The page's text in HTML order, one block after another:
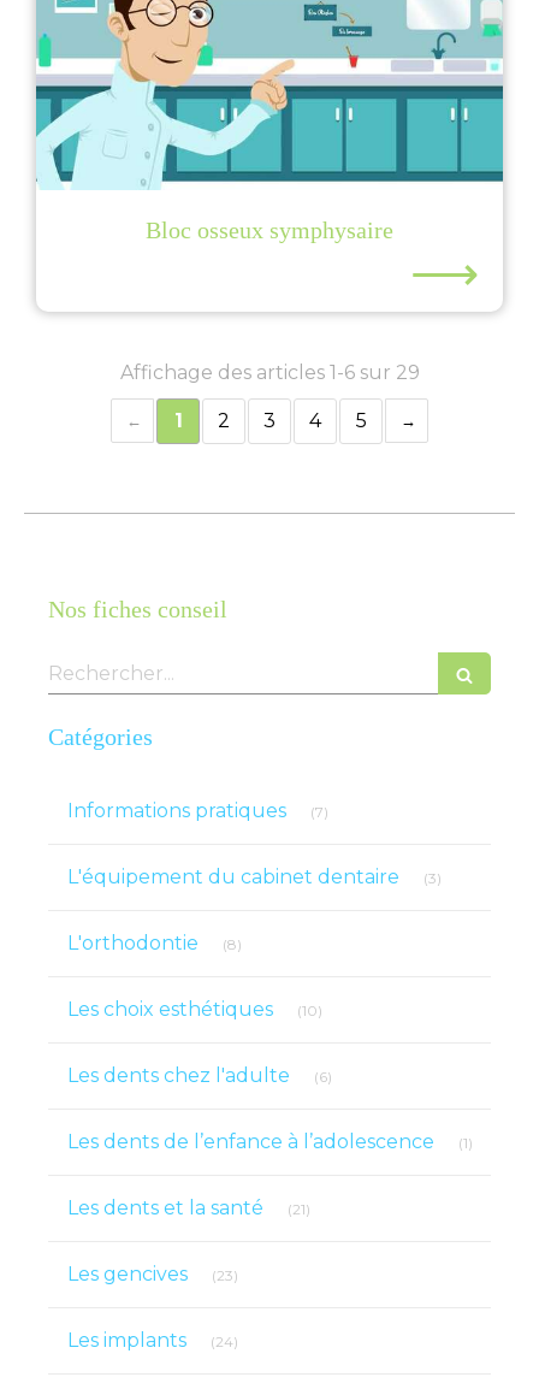
Bloc osseux symphysaire
⟶
Affichage des articles 1-6 sur 29
1 2 3 4 5
Nos fiches conseil
Rechercher
Catégories
Informations pratiques (7)
L'équipement du cabinet dentaire (3)
L'orthodontie (8)
Les choix esthétiques (10)
Les dents chez l'adulte (6)
Les dents de l’enfance à l’adolescence (1)
Les dents et la santé (21)
Les gencives (23)
Les implants (24)